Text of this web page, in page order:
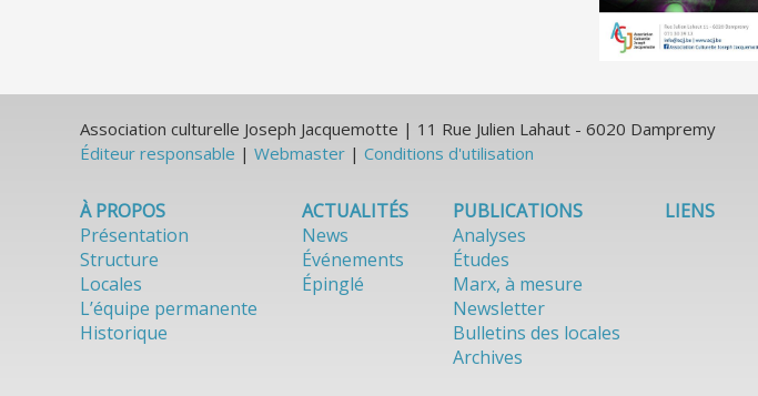
Association culturelle Joseph Jacquemotte | 11 Rue Julien Lahaut - 6020 Dampremy
Éditeur responsable | Webmaster | Conditions d'utilisation
À PROPOS
Présentation
Structure
Locales
L’équipe permanente
Historique
ACTUALITÉS
News
Événements
Épinglé
PUBLICATIONS
Analyses
Études
Marx, à mesure
Newsletter
Bulletins des locales
Archives
LIENS